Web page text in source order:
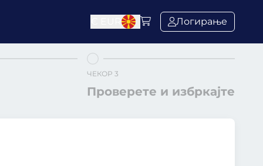
Логирање
ЧЕКОР 3
Проверете и избркајте